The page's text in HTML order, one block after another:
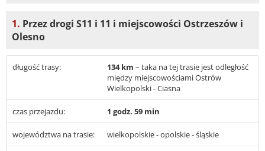
1. Przez drogi S11 i 11 i miejscowości Ostrzeszów i
Olesno
długość trasy: 134 km – taka na tej trasie jest odległość
między miejscowościami Ostrów
Wielkopolski - Ciasna
czas przejazdu: 1 godz. 59 min
województwa na trasie: wielkopolskie - opolskie - śląskie